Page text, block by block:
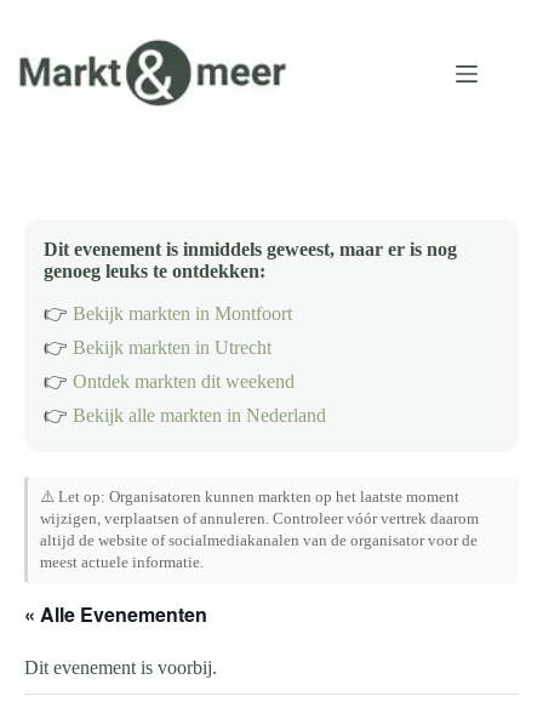
inhoud
Dit evenement is inmiddels geweest, maar er is nog
genoeg leuks te ontdekken:
👉 Bekijk markten in Montfoort
👉 Bekijk markten in Utrecht
👉 Ontdek markten dit weekend
👉 Bekijk alle markten in Nederland
⚠️ Let op: Organisatoren kunnen markten op het laatste moment
wijzigen, verplaatsen of annuleren. Controleer vóór vertrek daarom
altijd de website of socialmediakanalen van de organisator voor de
meest actuele informatie.
« Alle Evenementen
Dit evenement is voorbij.